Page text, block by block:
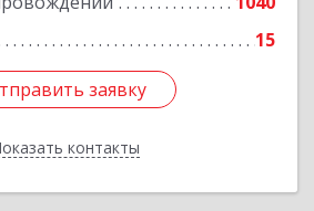
15
заявку
контакты
заявку
Назад